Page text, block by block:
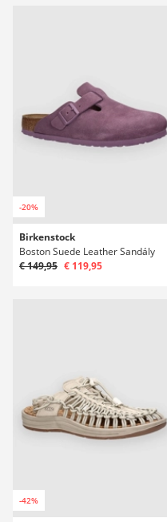
-20%
Birkenstock
Boston Suede Leather Sandály
€ 149,95 € 119,95
-42%